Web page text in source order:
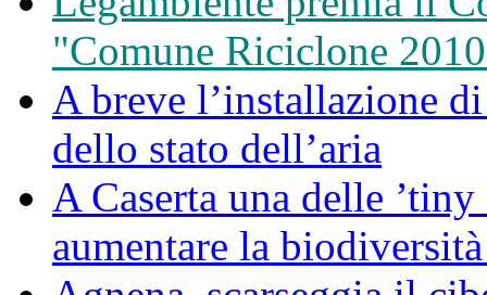
"Comune Riciclone
A breve l’installazione
dello stato dell’aria
A Caserta una delle
aumentare la